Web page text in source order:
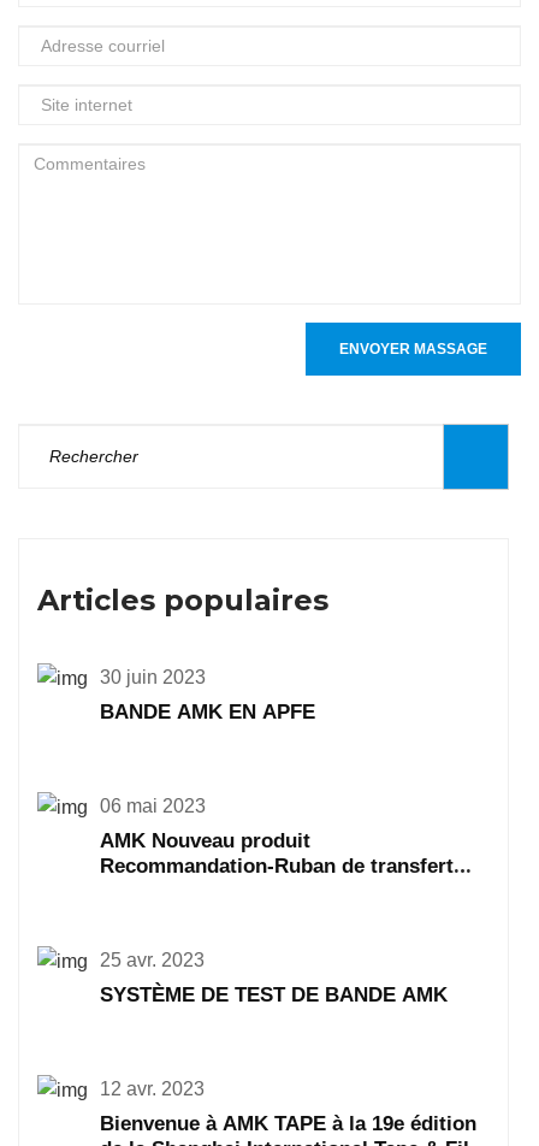
ENVOYER MASSAGE
Articles populaires
30 juin 2023
BANDE AMK EN APFE
06 mai 2023
AMK Nouveau produit
Recommandation-Ruban de transfert
25 avr. 2023
SYSTÈME DE TEST DE BANDE AMK
12 avr. 2023
Bienvenue à AMK TAPE à la 19e édition